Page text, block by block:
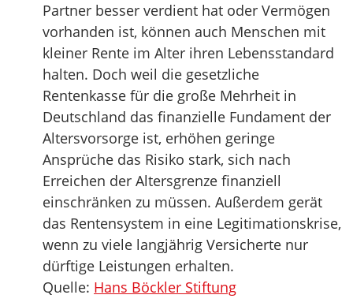
Partner besser verdient hat oder Vermögen
vorhanden ist, können auch Menschen mit
kleiner Rente im Alter ihren Lebensstandard
halten. Doch weil die gesetzliche
Rentenkasse für die große Mehrheit in
Deutschland das finanzielle Fundament der
Altersvorsorge ist, erhöhen geringe
Ansprüche das Risiko stark, sich nach
Erreichen der Altersgrenze finanziell
einschränken zu müssen. Außerdem gerät
das Rentensystem in eine Legitimationskrise,
wenn zu viele langjährig Versicherte nur
dürftige Leistungen erhalten.
Quelle: Hans Böckler Stiftung